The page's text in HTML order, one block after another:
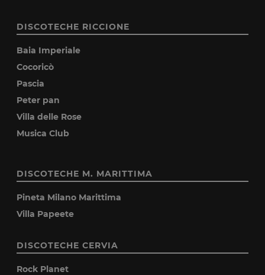
DISCOTECHE RICCIONE
Baia Imperiale
Cocoricò
Pascia
Peter pan
Villa delle Rose
Musica Club
DISCOTECHE M. MARITTIMA
Pineta Milano Marittima
Villa Papeete
DISCOTECHE CERVIA
Rock Planet